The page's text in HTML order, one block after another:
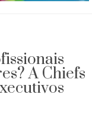
A Chiefs